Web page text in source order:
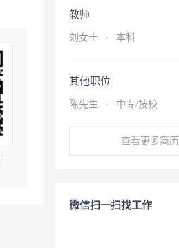
教师
刘女士 · 本科
其他职位
陈先生 · 中专/技校
查看更多简历
微信扫一扫找工作